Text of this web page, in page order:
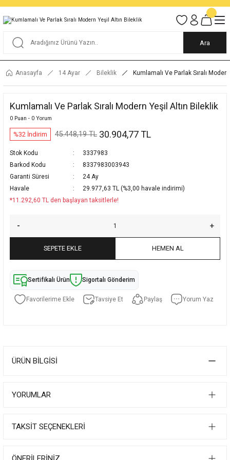
Tüm Alışverişlerde KARGO BEDAVA
Garantili Ve Sigortalı Kargo
Ankara İçi Elden Teslimat İmkanı
24/7 Müşteri Destek Hizmeti
Ara
Anasayfa 14 Ayar Bileklik Kumlamalı Ve Parlak Sıralı
Kumlamalı Ve Parlak Sıralı Modern Yeşil Altın Bileklik
0 Puan - 0 Yorum
%32 İndirim 45.448,19 TL 30.904,77 TL
Stok Kodu
3337983
Barkod Kodu
8337983003943
Garanti Süresi
24 Ay
Havale
29.977,63 TL (%3,00 havale indirimi)
*11.292,60 TL den başlayan taksitlerle!
SEPETE EKLE HEMEN AL
Sertifikalı Ürün Sigortalı Gönderim
Tavsiye Et Paylaş Yorum Yaz
ÜRÜN BILGISI
YORUMLAR
TAKSIT SEÇENEKLERI